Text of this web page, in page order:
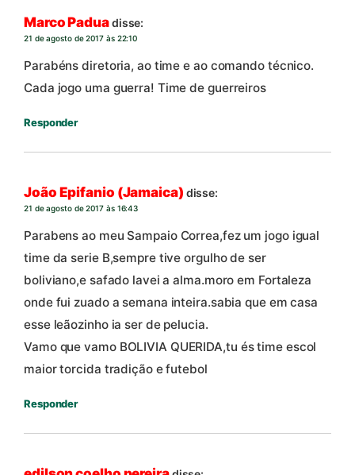
Marco Paduadisse:
21 de agosto de 2017 às 22:10
Parabéns diretoria, ao time e ao comando técnico.
Cada jogo uma guerra! Time de guerreiros
Responder
João Epifanio (Jamaica) disse:
21 de agosto de 2017 às 16:43
Parabens ao meu Sampaio Correa,fez um jogo igual
time da serie B,sempre tive orgulho de ser
boliviano,e safado lavei a alma.moro em Fortaleza
onde fui zuado a semana inteira.sabia que em casa
esse leãozinho ia ser de pelucia.
Vamo que vamo BOLIVIA QUERIDA,tu és time escol
maior torcida tradição e futebol
Responder